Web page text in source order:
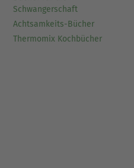
Schwangerschaft
Achtsamkeits-Bücher
Thermomix Kochbücher